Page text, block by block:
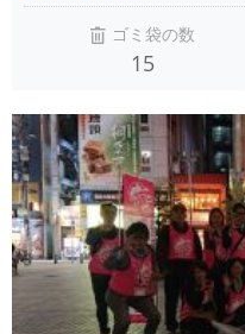
ゴミ袋の数
15